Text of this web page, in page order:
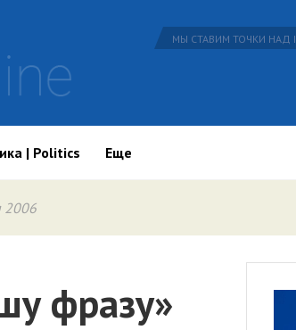
МЫ СТАВИМ ТОЧКИ НАД I
| Politics Еще
2006
фразу»